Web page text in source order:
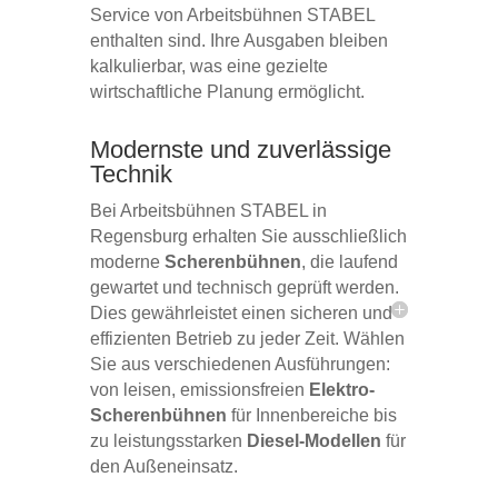
Service von Arbeitsbühnen STABEL
enthalten sind. Ihre Ausgaben bleiben
kalkulierbar, was eine gezielte
wirtschaftliche Planung ermöglicht.
Modernste und zuverlässige
Technik
Bei Arbeitsbühnen STABEL in
Regensburg erhalten Sie ausschließlich
moderne Scherenbühnen, die laufend
gewartet und technisch geprüft werden.
Dies gewährleistet einen sicheren und
effizienten Betrieb zu jeder Zeit. Wählen
Sie aus verschiedenen Ausführungen:
von leisen, emissionsfreien Elektro-
Scherenbühnen für Innenbereiche bis
zu leistungsstarken Diesel-Modellen für
den Außeneinsatz.